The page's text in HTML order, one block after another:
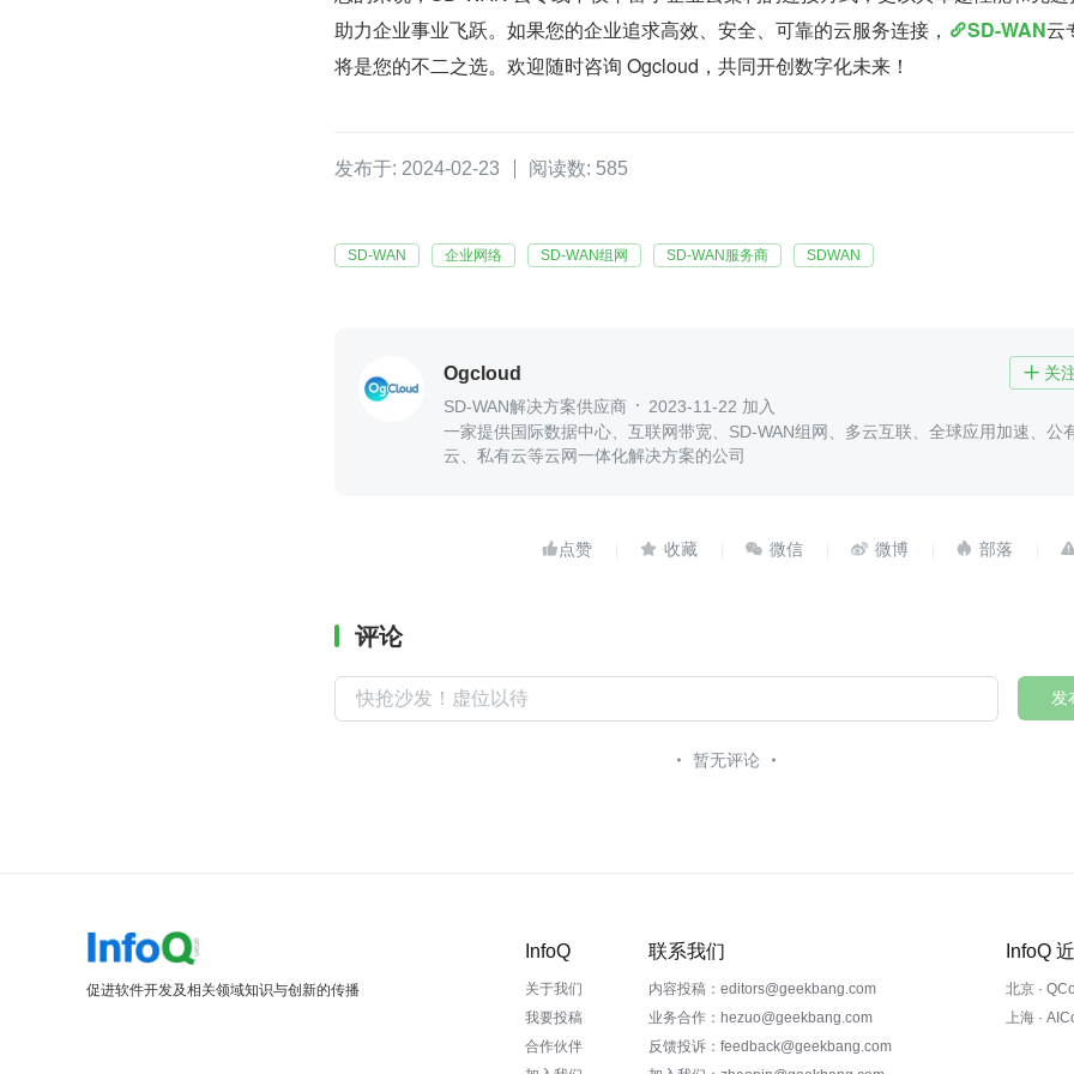
助力企业事业飞跃。如果您的企业追求高效、安全、可靠的云服务连接，
SD-WAN云
将是您的不二之选。欢迎随时咨询 Ogcloud，共同开创数字化未来！
发布于: 2024-02-23 阅读数: 585
SD-WAN 企业网络 SD-WAN组网 SD-WAN服务商 SDWAN
Ogcloud  关
SD-WAN解决方案供应商
2023-11-22 加入
一家提供国际数据中心、互联网带宽、SD-WAN组网、多云互联、全球应用加速、公
云、私有云等云网一体化解决方案的公司
    
评论
发
暂无评论
促进软件开发及相关领域知识与创新的传播
InfoQ
关于我们
我要投稿
合作伙伴
联系我们
内容投稿：editors@geekbang.com
业务合作：hezuo@geekbang.com
反馈投诉：feedback@geekbang.com
InfoQ
北京 ·
上海 ·